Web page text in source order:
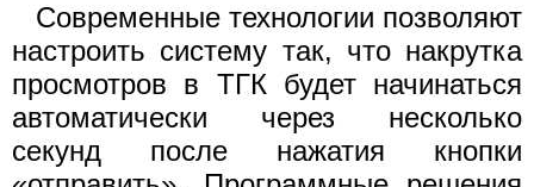
Современные технологии позволяют
настроить систему так, что накрутка
просмотров в ТГК будет начинаться
автоматически через несколько
секунд после нажатия кнопки